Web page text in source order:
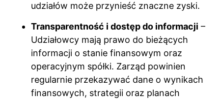
udziałów może przynieść znaczne zyski.
Transparentność i dostęp do informacji –
Udziałowcy mają prawo do bieżących
informacji o stanie finansowym oraz
operacyjnym spółki. Zarząd powinien
regularnie przekazywać dane o wynikach
finansowych, strategii oraz planach